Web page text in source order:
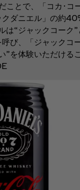
とで、「コカ･コ
ダニエル」の約
“ジャックコーク
び、「ジャック
を体験いただける